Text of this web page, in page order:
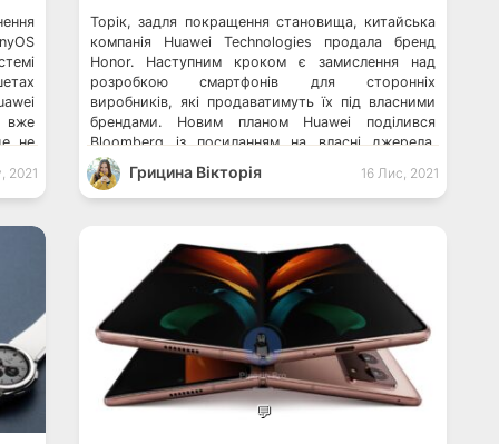
вже
не
2021
Торік, задля покращення становища, китайська
компанія Huawei Technologies продала бренд
Honor. Наступним кроком є замислення над
розробкою смартфонів для сторонніх
виробників, які продаватимуть їх під власними
брендами. Новим планом Huawei поділився
Bloomberg із посиланням на власні джерела.
Huawei Technologies хоче дозволити стороннім
компаніям випускати розроблені нею моделі
смартфонів під іншими брендами, при
Грицина Вікторія 16 Лис, 2021
💬